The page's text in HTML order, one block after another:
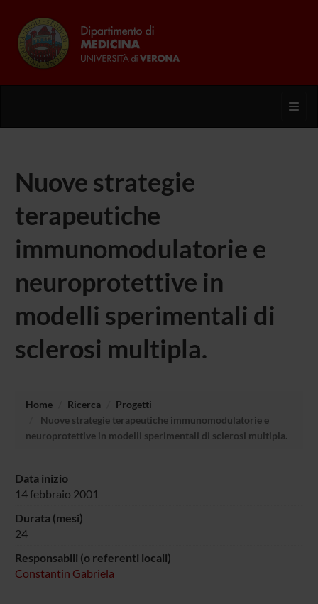
Nuove strategie
terapeutiche
immunomodulatorie e
neuroprotettive in
modelli sperimentali di
sclerosi multipla.
Home Ricerca
Progetti
Nuove strategie terapeutiche immunomodulatorie e
neuroprotettive in modelli sperimentali di sclerosi multipla.
Data inizio
14 febbraio 2001
Durata (mesi)
24
Responsabili (o referenti locali)
Constantin Gabriela